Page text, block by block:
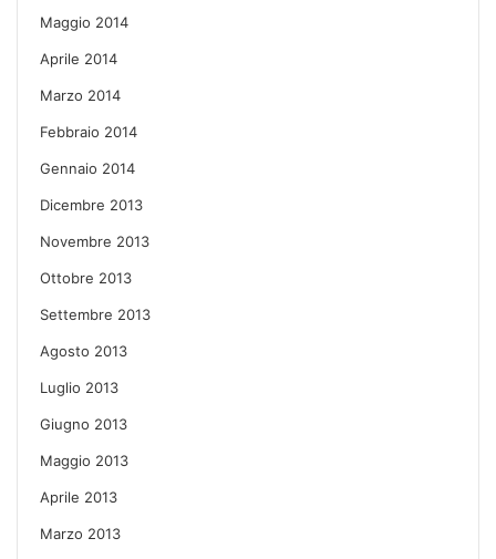
Maggio 2014
Aprile 2014
Marzo 2014
Febbraio 2014
Gennaio 2014
Dicembre 2013
Novembre 2013
Ottobre 2013
Settembre 2013
Agosto 2013
Luglio 2013
Giugno 2013
Maggio 2013
Aprile 2013
Marzo 2013